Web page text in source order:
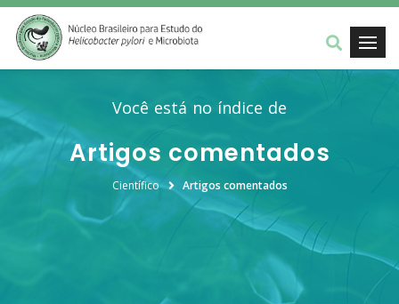
Você está no índice de
Artigos comentados
Científico Artigos comentados